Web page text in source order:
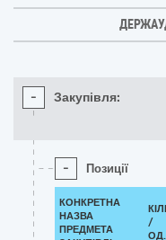
- Закупівля:
- Позиції
КОНКРЕТНА
НАЗВА
ПРЕДМЕТА
/